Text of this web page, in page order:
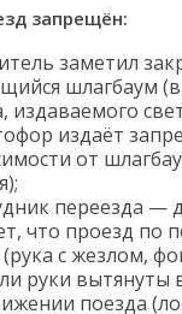
запрещён:
заметил
шлагбаум
издаваемого
издаёт
от
переезда —
что проезд по
с жезлом,
руки вытянуты
поезда